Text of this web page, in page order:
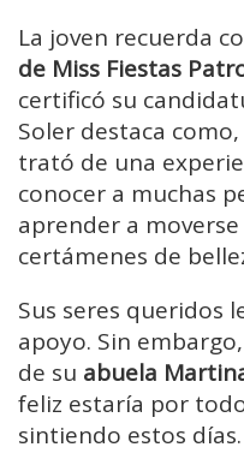
La joven recuerda
de Miss Fiestas
certificó su
Soler destaca
trató de una
conocer a muchas
aprender a
certámenes de
Sus seres queridos
apoyo. Sin
de su abuela
feliz estaría por
sintiendo estos días.